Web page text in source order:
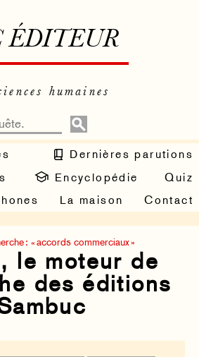
ÉDITEUR
humaines
Dernières parutions
Encyclopédie
Quiz
La maison Contact
: « accords commerciaux »
le moteur de
des éditions